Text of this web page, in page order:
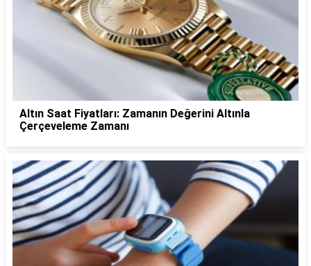
Altın Saat Fiyatları: Zamanın Değerini Altınla
Çerçeveleme Zamanı